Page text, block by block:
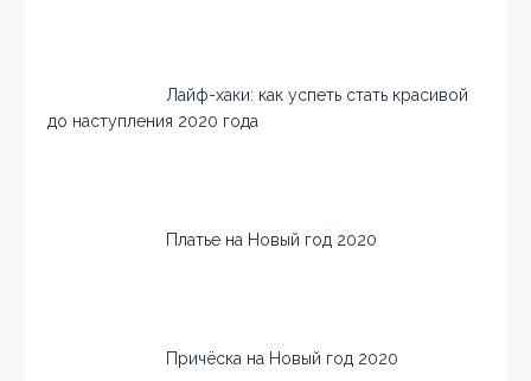
Лайф-хаки: как успеть стать красивой
до наступления 2020 года
Платье на Новый год 2020
Причёска на Новый год 2020